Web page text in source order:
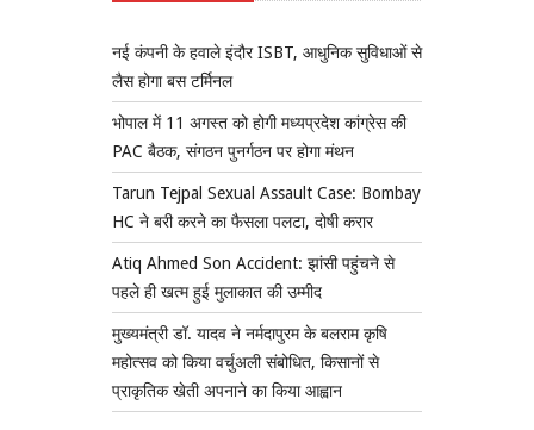
नई कंपनी के हवाले इंदौर ISBT, आधुनिक सुविधाओं से
लैस होगा बस टर्मिनल
भोपाल में 11 अगस्त को होगी मध्यप्रदेश कांग्रेस की
PAC बैठक, संगठन पुनर्गठन पर होगा मंथन
Tarun Tejpal Sexual Assault Case: Bombay
HC ने बरी करने का फैसला पलटा, दोषी करार
Atiq Ahmed Son Accident: झांसी पहुंचने से
पहले ही खत्म हुई मुलाकात की उम्मीद
मुख्यमंत्री डॉ. यादव ने नर्मदापुरम के बलराम कृषि
महोत्सव को किया वर्चुअली संबोधित, किसानों से
प्राकृतिक खेती अपनाने का किया आह्वान